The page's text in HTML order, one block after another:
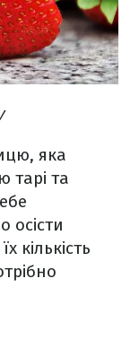
яка
тарі та
осісти
кількість